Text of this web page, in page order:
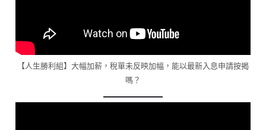
【人生勝利組】大幅加薪，稅單未反映加幅，能以最新入息申請按揭
嗎？